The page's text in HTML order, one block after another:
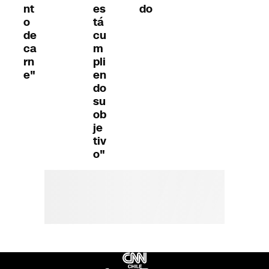
nt
o
de
ca
rn
e"
es
tá
cu
m
pli
en
do
su
ob
je
tiv
o"
do